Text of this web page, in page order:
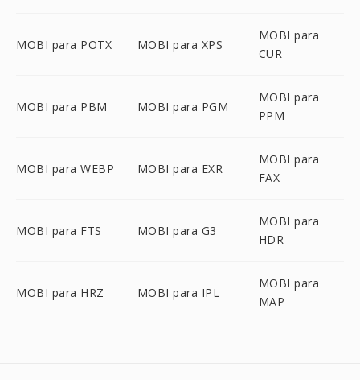
MOBI para POTX MOBI para XPS
MOBI para
CUR
MOBI para PBM MOBI para PGM
MOBI para
PPM
MOBI para WEBP MOBI para EXR
MOBI para
FAX
MOBI para FTS MOBI para G3
MOBI para
HDR
MOBI para HRZ MOBI para IPL
MOBI para
MAP